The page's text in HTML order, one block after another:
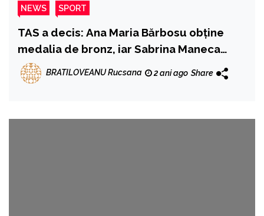
NEWS SPORT
TAS a decis: Ana Maria Bărbosu obține
medalia de bronz, iar Sabrina Maneca
Voinea, locul 4
BRATILOVEANU Rucsana 2 ani ago Share